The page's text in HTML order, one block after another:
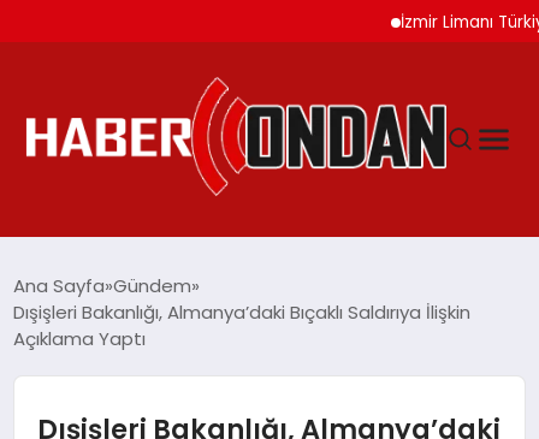
İzmir Limanı Türkiye
SIYASET
DÜNYA
Ana Sayfa Gündem
Dışişleri Bakanlığı, Almanya’daki Bıçaklı Saldırıya İlişkin
Açıklama Yaptı
Dışişleri Bakanlığı, Almanya’daki